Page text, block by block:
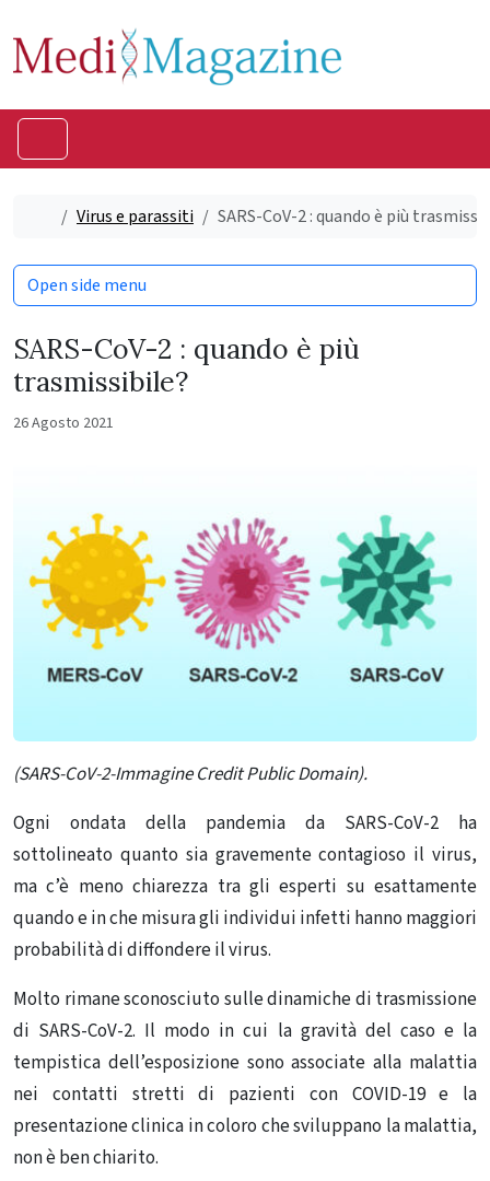
Home
Virus e parassiti SARS-CoV-2 : quando è più
SARS-CoV-2 : quando è più
trasmissibile?
26 Agosto 2021
(SARS-CoV-2-Immagine Credit Public Domain).
Ogni ondata della pandemia da SARS-CoV-2 ha
sottolineato quanto sia gravemente contagioso il virus,
ma c’è meno chiarezza tra gli esperti su esattamente
quando e in che misura gli individui infetti hanno maggiori
probabilità di diffondere il virus.
Molto rimane sconosciuto sulle dinamiche di trasmissione
di SARS-CoV-2. Il modo in cui la gravità del caso e la
tempistica dell’esposizione sono associate alla malattia
nei contatti stretti di pazienti con COVID-19 e la
presentazione clinica in coloro che sviluppano la malattia,
non è ben chiarito.
Open side menu